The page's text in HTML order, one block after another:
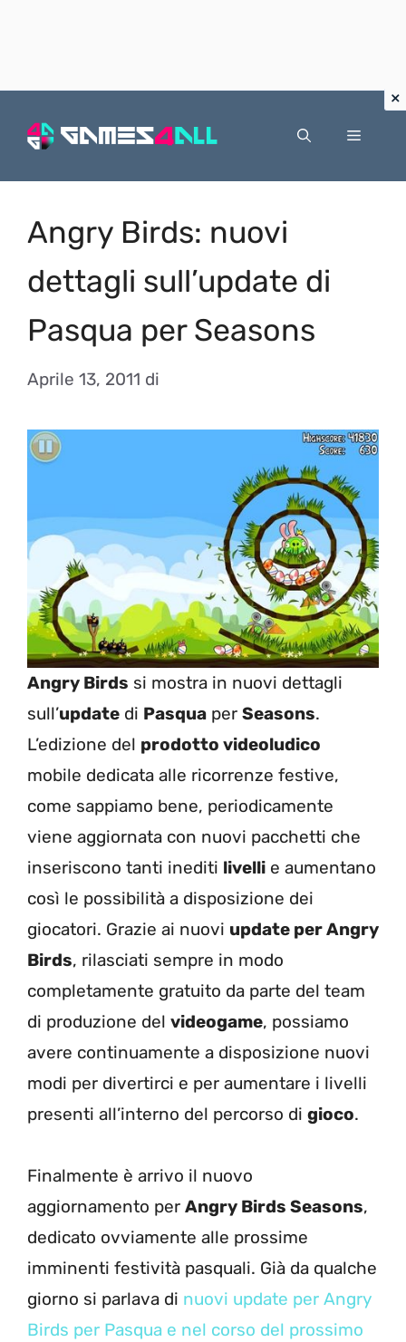
Menu
Angry Birds: nuovi
dettagli sull’update di
Pasqua per Seasons
Aprile 13, 2011 di
Angry Birds si mostra in nuovi dettagli
sull’update di Pasqua per Seasons.
L’edizione del prodotto videoludico
mobile dedicata alle ricorrenze festive,
come sappiamo bene, periodicamente
viene aggiornata con nuovi pacchetti che
inseriscono tanti inediti livelli e aumentano
così le possibilità a disposizione dei
giocatori. Grazie ai nuovi update per Angry
Birds, rilasciati sempre in modo
completamente gratuito da parte del team
di produzione del videogame, possiamo
avere continuamente a disposizione nuovi
modi per divertirci e per aumentare i livelli
presenti all’interno del percorso di gioco.
Finalmente è arrivo il nuovo
aggiornamento per Angry Birds Seasons,
dedicato ovviamente alle prossime
imminenti festività pasquali. Già da qualche
giorno si parlava di nuovi update per Angry
Birds per Pasqua e nel corso del prossimo